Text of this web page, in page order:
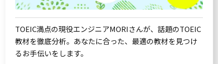
TOEIC満点の現役エンジニアMORIさんが、話題のTOEIC
教材を徹底分析。あなたに合った、最適の教材を見つけ
るお手伝いをします。